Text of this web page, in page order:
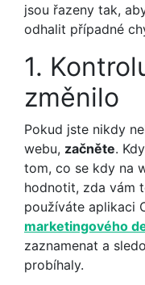
jsou řazeny tak,
odhalit případné
1.
změnilo
Pokud jste nikdy
webu, začněte.
tom, co se kdy na
hodnotit, zda vám
používáte aplikaci
marketingového
zaznamenat a
probíhaly.